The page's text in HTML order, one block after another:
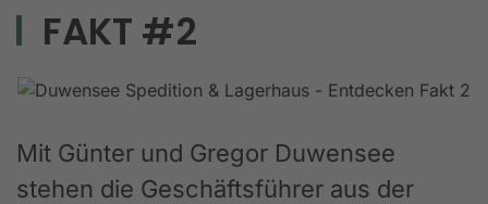
FAKT #2
Mit Günter und Gregor Duwensee
stehen die Geschäftsführer aus der